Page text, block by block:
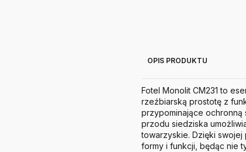
OPIS PRODUKTU
Fotel Monolit CM231 to
rzeźbiarską prostotę z
przypominające
przodu siedziska
towarzyskie. Dzięki swojej
formy i funkcji, będąc nie